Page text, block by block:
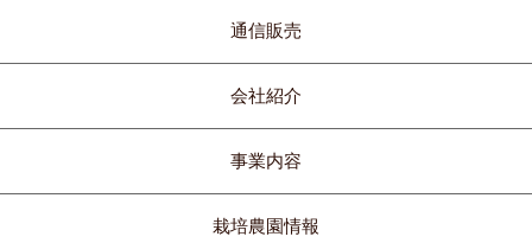
通信販売
会社紹介
事業内容
栽培農園情報